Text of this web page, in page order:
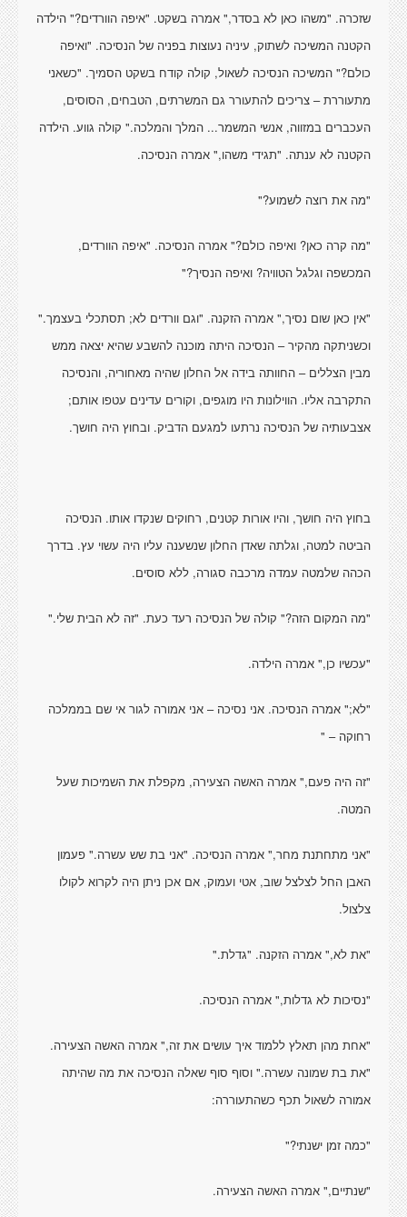
שזכרה. "משהו כאן לא בסדר," אמרה בשקט. "איפה הוורדים?" הילדה
הקטנה המשיכה לשתוק, עיניה נעוצות בפניה של הנסיכה. "ואיפה
כולם?" המשיכה הנסיכה לשאול, קולה קודח בשקט הסמיך. "כשאני
מתעוררת – צריכים להתעורר גם המשרתים, הטבחים, הסוסים,
העכברים במזווה, אנשי המשמר... המלך והמלכה." קולה גווע. הילדה
הקטנה לא ענתה. "תגידי משהו," אמרה הנסיכה.
"מה את רוצה לשמוע?"
"מה קרה כאן? ואיפה כולם?" אמרה הנסיכה. "איפה הוורדים,
המכשפה וגלגל הטוויה? ואיפה הנסיך?"
"אין כאן שום נסיך," אמרה הזקנה. "וגם וורדים לא; תסתכלי בעצמך."
וכשניתקה מהקיר – הנסיכה היתה מוכנה להשבע שהיא יצאה ממש
מבין הצללים – החוותה בידה אל החלון שהיה מאחוריה, והנסיכה
התקרבה אליו. הווילונות היו מוגפים, וקורים עדינים עטפו אותם;
אצבעותיה של הנסיכה נרתעו למגעם הדביק. ובחוץ היה חושך.
בחוץ היה חושך, והיו אורות קטנים, רחוקים שנקדו אותו. הנסיכה
הביטה למטה, וגלתה שאדן החלון שנשענה עליו היה עשוי עץ. בדרך
הכהה שלמטה עמדה מרכבה סגורה, ללא סוסים.
"מה המקום הזה?" קולה של הנסיכה רעד כעת. "זה לא הבית שלי."
"עכשיו כן," אמרה הילדה.
"לא;" אמרה הנסיכה. אני נסיכה – אני אמורה לגור אי שם בממלכה
רחוקה – "
"זה היה פעם," אמרה האשה הצעירה, מקפלת את השמיכות שעל
המטה.
"אני מתחתנת מחר," אמרה הנסיכה. "אני בת שש עשרה." פעמון
האבן החל לצלצל שוב, אטי ועמוק, אם אכן ניתן היה לקרוא לקולו
צלצול.
"את לא," אמרה הזקנה. "גדלת."
"נסיכות לא גדלות," אמרה הנסיכה.
"אחת מהן תאלץ ללמוד איך עושים את זה," אמרה האשה הצעירה.
"את בת שמונה עשרה." וסוף סוף שאלה הנסיכה את מה שהיתה
אמורה לשאול תכף כשהתעוררה:
"כמה זמן ישנתי?"
"שנתיים," אמרה האשה הצעירה.